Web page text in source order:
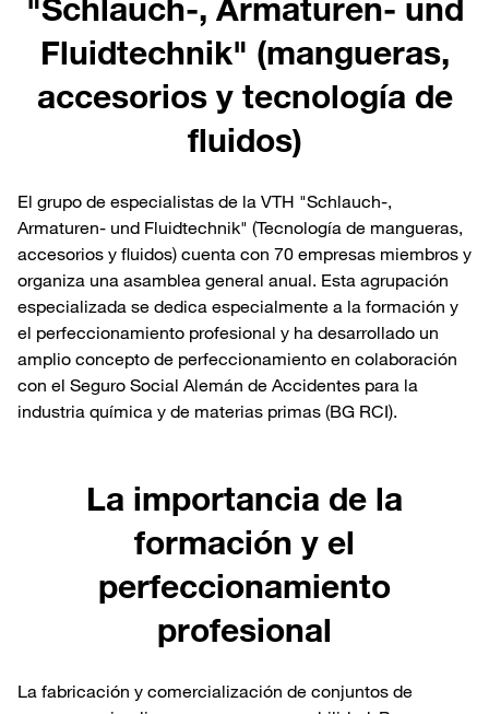
"Schlauch-, Armaturen- und
Fluidtechnik" (mangueras,
accesorios y tecnología de
fluidos)
El grupo de especialistas de la VTH "Schlauch-,
Armaturen- und Fluidtechnik" (Tecnología de mangueras,
accesorios y fluidos) cuenta con 70 empresas miembros y
organiza una asamblea general anual. Esta agrupación
especializada se dedica especialmente a la formación y
el perfeccionamiento profesional y ha desarrollado un
amplio concepto de perfeccionamiento en colaboración
con el Seguro Social Alemán de Accidentes para la
industria química y de materias primas (BG RCI).
La importancia de la
formación y el
perfeccionamiento
profesional
La fabricación y comercialización de conjuntos de